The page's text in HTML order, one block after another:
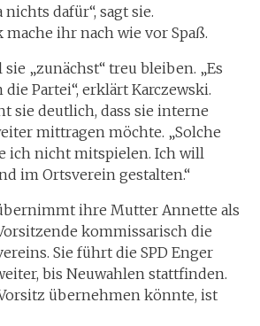
dafür“, sagt sie.
ihr nach wie vor Spaß.
„zunächst“ treu bleiben. „Es
Partei“, erklärt Karczewski.
sie deutlich, dass sie interne
mittragen möchte. „Solche
ich nicht mitspielen. Ich will
im Ortsverein gestalten.“
ihre Mutter Annette als
kommissarisch die
Sie führt die SPD Enger
bis Neuwahlen stattfinden.
übernehmen könnte, ist